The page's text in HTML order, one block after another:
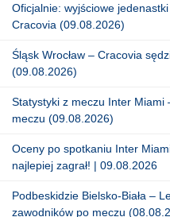
Oficjalnie: wyjściowe
Cracovia (09.08.2026)
Śląsk Wrocław – Cracovia
(09.08.2026)
Statystyki z meczu Inter
meczu (09.08.2026)
Oceny po spotkaniu Inter
najlepiej zagrał! | 09.08.2026
Podbeskidzie Bielsko-Biała –
zawodników po meczu